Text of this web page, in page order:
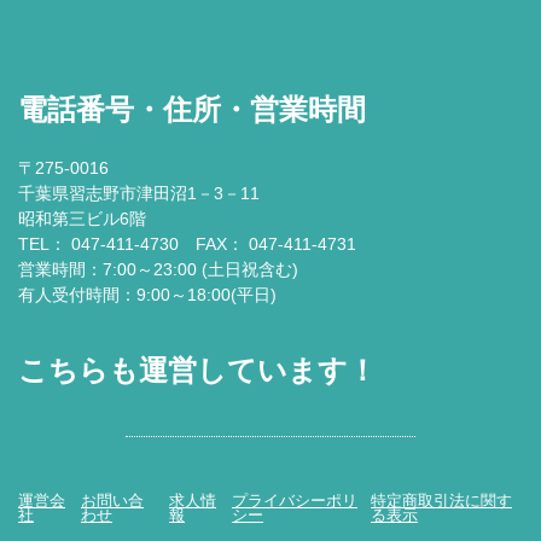
電話番号・住所・営業時間
〒275-0016
千葉県習志野市津田沼1－3－11
昭和第三ビル6階
TEL： 047-411-4730 FAX： 047-411-4731
営業時間：7:00～23:00 (土日祝含む)
有人受付時間：9:00～18:00(平日)
こちらも運営しています！
運営会
社
お問い合
わせ
求人情
報
プライバシーポリ
シー
特定商取引法に関す
る表示